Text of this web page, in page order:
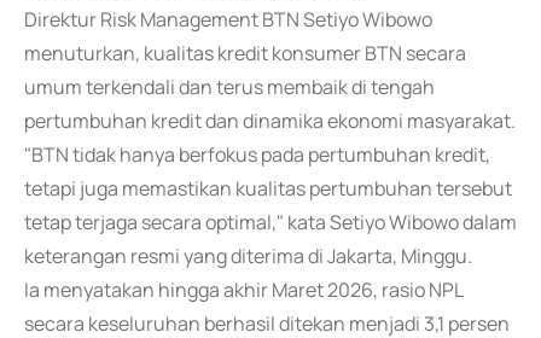
Direktur Risk Management BTN Setiyo Wibowo
menuturkan, kualitas kredit konsumer BTN secara
umum terkendali dan terus membaik di tengah
pertumbuhan kredit dan dinamika ekonomi masyarakat.
"BTN tidak hanya berfokus pada pertumbuhan kredit,
tetapi juga memastikan kualitas pertumbuhan tersebut
tetap terjaga secara optimal," kata Setiyo Wibowo dalam
keterangan resmi yang diterima di Jakarta, Minggu.
Ia menyatakan hingga akhir Maret 2026, rasio NPL
secara keseluruhan berhasil ditekan menjadi 3,1 persen